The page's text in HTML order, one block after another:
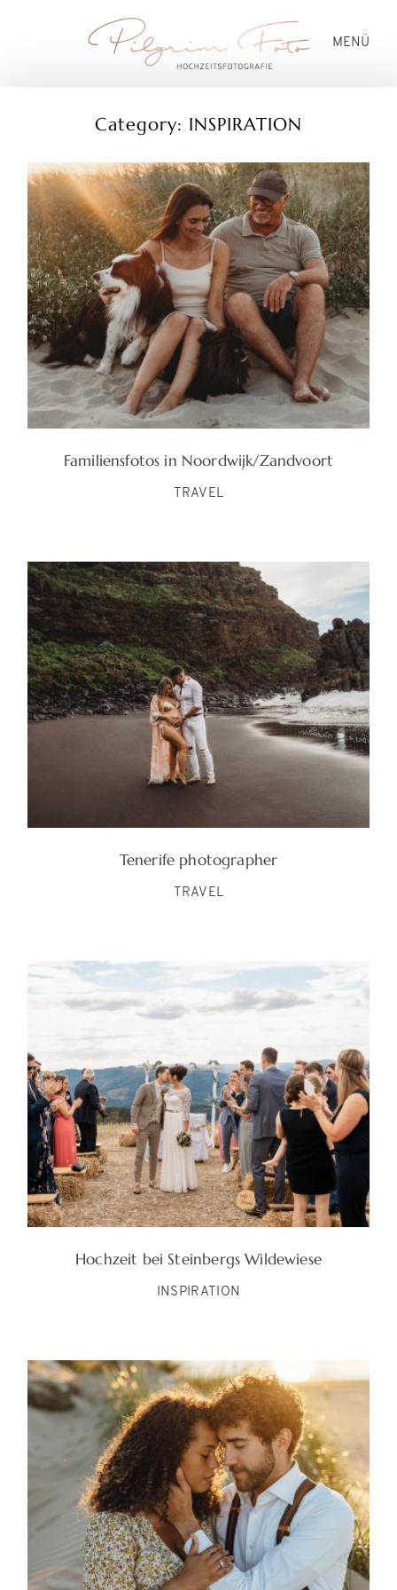
MENÜ
Category: INSPIRATION
Familiensfotos in Noordwijk/Zandvoort
TRAVEL
Tenerife photographer
TRAVEL
Hochzeit bei Steinbergs Wildewiese
INSPIRATION
HOCHZEITEN
PREISE
BLOG
ÜBER MICH
KONTAKT